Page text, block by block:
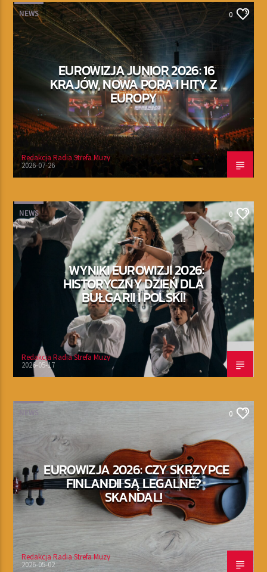
NEWS 0
EUROWIZJA JUNIOR 2026: 16
KRAJÓW, NOWA PORA I HITY Z
EUROPY
Redakcja Radia Strefa Muzy
2026-07-26
NEWS 0
WYNIKI EUROWIZJI 2026:
HISTORYCZNY DZIEŃ DLA
BUŁGARII I POLSKI!
Redakcja Radia Strefa Muzy
2026-05-17
NEWS 0
EUROWIZJA 2026: CZY SKRZYPCE
FINLANDII SĄ LEGALNE?
SKANDAL!
Redakcja Radia Strefa Muzy
2026-05-02